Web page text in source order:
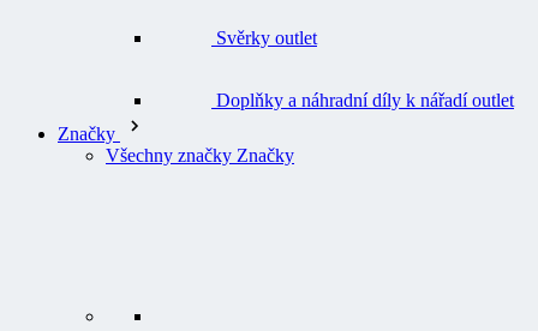
Všechny značky Značky